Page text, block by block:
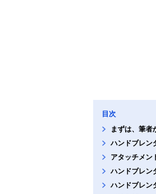
目次
まずは、筆者
ハンドブレン
アタッチメン
ハンドブレン
ハンドブレン